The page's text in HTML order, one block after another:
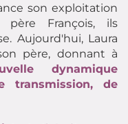
son exploitation
père François, ils
Aujourd'hui, Laura
père, donnant à
dynamique
transmission, de